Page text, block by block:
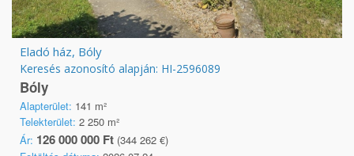
Eladó ház, Bóly
Keresés azonosító alapján: HI-2596089
Bóly
Alapterület: 141 m²
Telekterület: 2 250 m²
Ár: 126 000 000 Ft (344 262 €)